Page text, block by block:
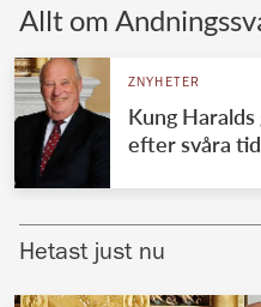
VÄRLDENS
Brittiska
Allt om
ZNYHETER
Kung
efter svåra
Hetast just nu